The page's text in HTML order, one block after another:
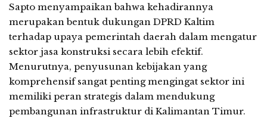
Sapto menyampaikan bahwa kehadirannya
merupakan bentuk dukungan DPRD Kaltim
terhadap upaya pemerintah daerah dalam mengatur
sektor jasa konstruksi secara lebih efektif.
Menurutnya, penyusunan kebijakan yang
komprehensif sangat penting mengingat sektor ini
memiliki peran strategis dalam mendukung
pembangunan infrastruktur di Kalimantan Timur.